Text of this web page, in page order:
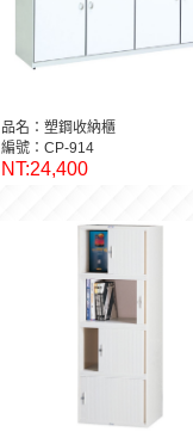
品名：塑鋼收納櫃
編號：CP-914
NT:24,400